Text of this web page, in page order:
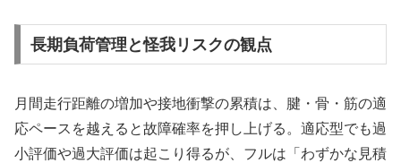
長期負荷管理と怪我リスクの観点
月間走行距離の増加や接地衝撃の累積は、腱・骨・筋の適
応ペースを越えると故障確率を押し上げる。適応型でも過
小評価や過大評価は起こり得るが、フルは「わずかな見積